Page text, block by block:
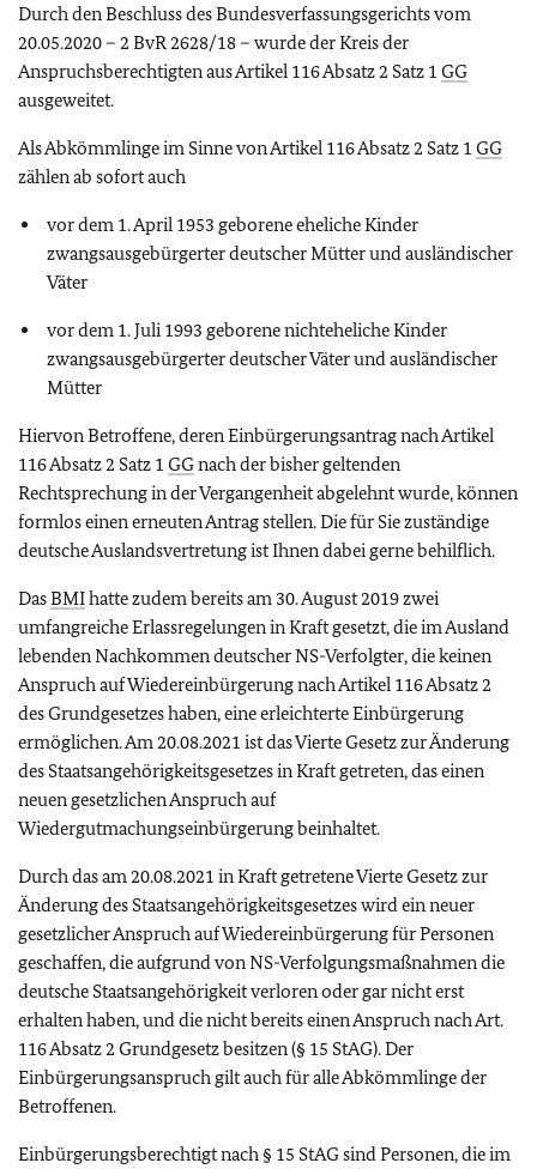
Durch den Beschluss des Bundesverfassungsgerichts vom
20.05.2020 – 2 BvR 2628/18 – wurde der Kreis der
Anspruchsberechtigten aus Artikel 116 Absatz 2 Satz 1 GG
ausgeweitet.
Als Abkömmlinge im Sinne von Artikel 116 Absatz 2 Satz 1 GG
zählen ab sofort auch
vor dem 1. April 1953 geborene eheliche Kinder
zwangsausgebürgerter deutscher Mütter und ausländischer
Väter
vor dem 1. Juli 1993 geborene nichteheliche Kinder
zwangsausgebürgerter deutscher Väter und ausländischer
Mütter
Hiervon Betroffene, deren Einbürgerungsantrag nach Artikel
116 Absatz 2 Satz 1 GGnach der bisher geltenden
Rechtsprechung in der Vergangenheit abgelehnt wurde, können
formlos einen erneuten Antrag stellen. Die für Sie zuständige
deutsche Auslandsvertretung ist Ihnen dabei gerne behilflich.
DasBMIhatte zudem bereits am 30. August 2019 zwei
umfangreiche Erlassregelungen in Kraft gesetzt, die im Ausland
lebenden Nachkommen deutscher NS-Verfolgter, die keinen
Anspruch auf Wiedereinbürgerung nach Artikel 116 Absatz 2
des Grundgesetzes haben, eine erleichterte Einbürgerung
ermöglichen. Am 20.08.2021 ist das Vierte Gesetz zur Änderung
des Staatsangehörigkeitsgesetzes in Kraft getreten, das einen
neuen gesetzlichen Anspruch auf
Wiedergutmachungseinbürgerung beinhaltet.
Durch das am 20.08.2021 in Kraft getretene Vierte Gesetz zur
Änderung des Staatsangehörigkeitsgesetzes wird ein neuer
gesetzlicher Anspruch auf Wiedereinbürgerung für Personen
geschaffen, die aufgrund von NS-Verfolgungsmaßnahmen die
deutsche Staatsangehörigkeit verloren oder gar nicht erst
erhalten haben, und die nicht bereits einen Anspruch nach Art.
116 Absatz 2 Grundgesetz besitzen (§ 15 StAG). Der
Einbürgerungsanspruch gilt auch für alle Abkömmlinge der
Betroffenen.
Einbürgerungsberechtigt nach § 15 StAG sind Personen, die im